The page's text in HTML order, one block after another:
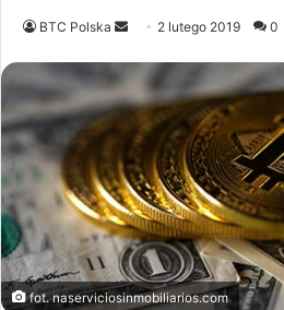
BTC Polska
Send
email
2 lutego 2019 0
fot. naserviciosinmobiliarios.com